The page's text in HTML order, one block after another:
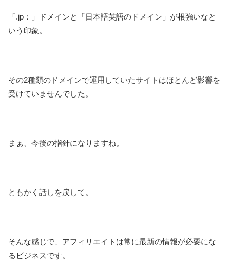
「.jp：」ドメインと「日本語英語のドメイン」が根強いなと
いう印象。
その2種類のドメインで運用していたサイトはほとんど影響を
受けていませんでした。
まぁ、今後の指針になりますね。
ともかく話しを戻して。
そんな感じで、アフィリエイトは常に最新の情報が必要にな
るビジネスです。